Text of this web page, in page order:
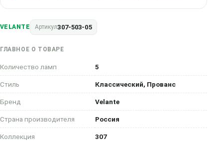
VELANTE Артикул307-503-05
ГЛАВНОЕ О ТОВАРЕ
Количество ламп 5
Стиль Классический, Прованс
Бренд Velante
Страна производителя Россия
Коллекция 307